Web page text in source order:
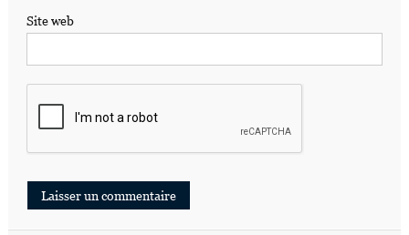
Site web